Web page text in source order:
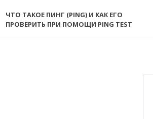
ЧТО ТАКОЕ ПИНГ (PING) И КАК ЕГО
ПРОВЕРИТЬ ПРИ ПОМОЩИ PING TEST